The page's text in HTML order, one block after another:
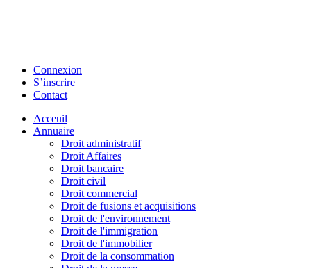
Connexion
S’inscrire
Contact
Acceuil
Annuaire
Droit administratif
Droit Affaires
Droit bancaire
Droit civil
Droit commercial
Droit de fusions et acquisitions
Droit de l'environnement
Droit de l'immigration
Droit de l'immobilier
Droit de la consommation